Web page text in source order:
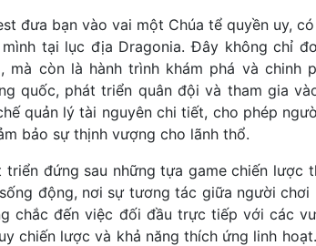
đưa bạn vào vai một Chúa tể quyền uy,
tại lục địa Dragonia. Đây không chỉ
mà còn là hành trình khám phá và chinh
quốc, phát triển quân đội và tham gia
quản lý tài nguyên chi tiết, cho phép
bảo sự thịnh vượng cho lãnh thổ.
triển đứng sau những tựa game chiến lược
động, nơi sự tương tác giữa người chơi
chắc đến việc đối đầu trực tiếp với các
chiến lược và khả năng thích ứng linh